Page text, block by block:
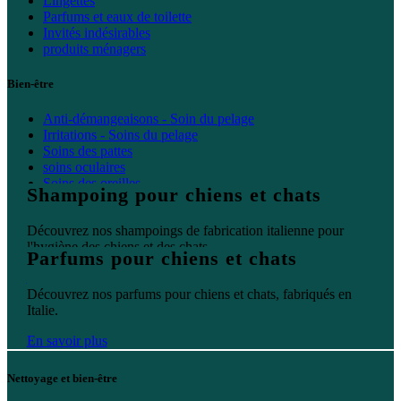
Parfums et eaux de toilette
Invités indésirables
produits ménagers
Bien-être
Anti-démangeaisons - Soin du pelage
Irritations - Soins du pelage
Soins des pattes
soins oculaires
Soins des oreilles
Soins bucco-dentaires
Shampoing pour chiens et chats
Découvrez nos shampoings de fabrication italienne pour
l'hygiène des chiens et des chats.
Parfums pour chiens et chats
Découvrez nos parfums pour chiens et chats, fabriqués en
Italie.
En savoir plus
Nettoyage et bien-être